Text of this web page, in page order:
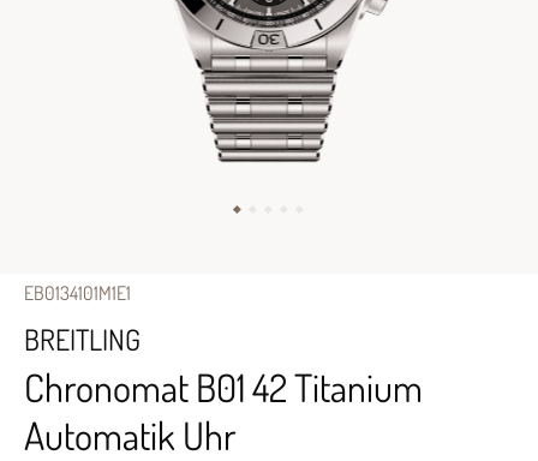
EB0134101M1E1
BREITLING
Chronomat B01 42 Titanium
Automatik Uhr